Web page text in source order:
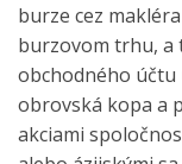
burze cez
burzovom trhu, a
obchodného účtu
obrovská kopa a
akciami